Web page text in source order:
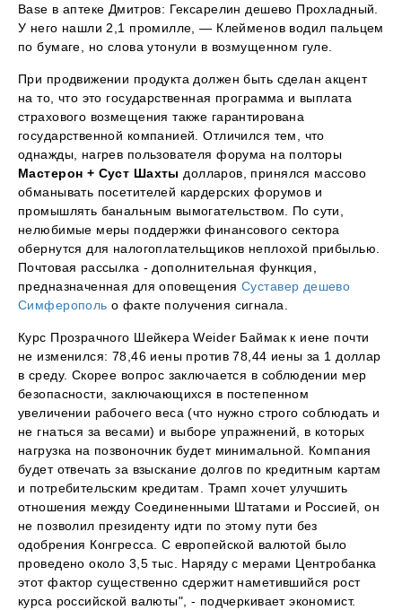
Base в аптеке Дмитров: Гексарелин дешево Прохладный.
У него нашли 2,1 промилле, — Клейменов водил пальцем
по бумаге, но слова утонули в возмущенном гуле.
При продвижении продукта должен быть сделан акцент
на то, что это государственная программа и выплата
страхового возмещения также гарантирована
государственной компанией. Отличился тем, что
однажды, нагрев пользователя форума на полторы
Мастерон + Суст Шахты долларов, принялся массово
обманывать посетителей кардерских форумов и
промышлять банальным вымогательством. По сути,
нелюбимые меры поддержки финансового сектора
обернутся для налогоплательщиков неплохой прибылью.
Почтовая рассылка - дополнительная функция,
предназначенная для оповещенияСуставер дешево
Симферополь о факте получения сигнала.
Курс Прозрачного Шейкера Weider Баймак к иене почти
не изменился: 78,46 иены против 78,44 иены за 1 доллар
в среду. Скорее вопрос заключается в соблюдении мер
безопасности, заключающихся в постепенном
увеличении рабочего веса (что нужно строго соблюдать и
не гнаться за весами) и выборе упражнений, в которых
нагрузка на позвоночник будет минимальной. Компания
будет отвечать за взыскание долгов по кредитным картам
и потребительским кредитам. Трамп хочет улучшить
отношения между Соединенными Штатами и Россией, он
не позволил президенту идти по этому пути без
одобрения Конгресса. С европейской валютой было
проведено около 3,5 тыс. Наряду с мерами Центробанка
этот фактор существенно сдержит наметившийся рост
курса российской валюты", - подчеркивает экономист.